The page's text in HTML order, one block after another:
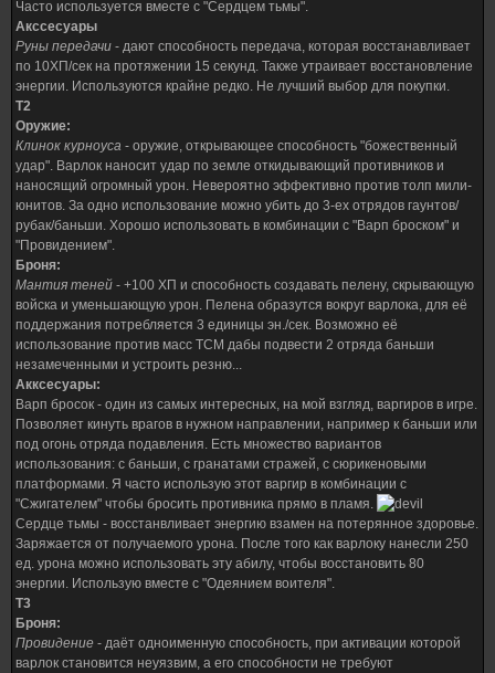
Часто используется вместе с "Сердцем тьмы".
Акссесуары
Руны передачи - дают способность передача, которая восстанавливает
по 10ХП/сек на протяжении 15 секунд. Также утраивает восстановление
энергии. Используются крайне редко. Не лучший выбор для покупки.
Т2
Оружие:
Клинок курноуса - оружие, открывающее способность "божественный
удар". Варлок наносит удар по земле откидывающий противников и
наносящий огромный урон. Невероятно эффективно против толп мили-
юнитов. За одно использование можно убить до 3-ех отрядов гаунтов/
рубак/баньши. Хорошо использовать в комбинации с "Варп броском" и
"Провидением".
Броня:
Мантия теней - +100 ХП и способность создавать пелену, скрывающую
войска и уменьшающую урон. Пелена образутся вокруг варлока, для её
поддержания потребляется 3 единицы эн./сек. Возможно её
использование против масс ТСМ дабы подвести 2 отряда баньши
незамеченными и устроить резню...
Акксесуары:
Варп бросок - один из самых интересных, на мой взгляд, варгиров в игре.
Позволяет кинуть врагов в нужном направлении, например к баньши или
под огонь отряда подавления. Есть множество вариантов
использования: с баньши, с гранатами стражей, с сюрикеновыми
платформами. Я часто использую этот варгир в комбинации с
"Сжигателем" чтобы бросить противника прямо в пламя.
Сердце тьмы - восстанвливает энергию взамен на потерянное здоровье.
Заряжается от получаемого урона. После того как варлоку нанесли 250
ед. урона можно использовать эту абилу, чтобы восстановить 80
энергии. Использую вместе с "Одеянием воителя".
Т3
Броня:
Провидение - даёт одноименную способность, при активации которой
варлок становится неуязвим, а его способности не требуют